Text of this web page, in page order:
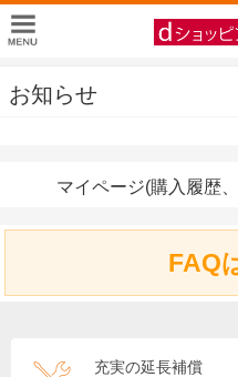
お知らせ
マイページ(購入履歴
FAQ
充実の延長補償